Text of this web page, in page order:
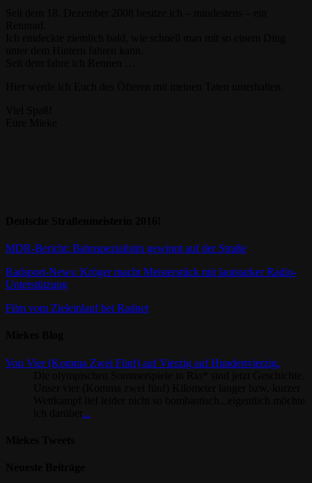
MDR-Bericht: Bahnspezialistin gewinnt auf der Straße
Radsport-News: Kröger macht Meisterstück mit lautstarker Radio-
Unterstützung
Film vom Zieleinlauf bei Radnet
Von Vier (Komma Zwei Fünf) auf Vierzig auf Hundertvierzig.
...